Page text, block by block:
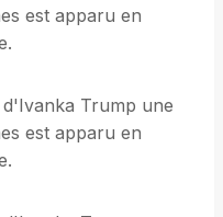
est apparu en
Trump une
est apparu en